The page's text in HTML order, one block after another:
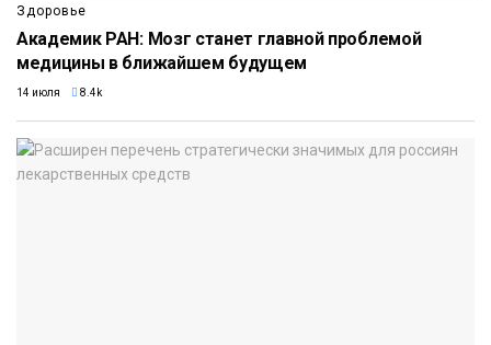
Здоровье
Академик РАН: Мозг станет главной проблемой
медицины в ближайшем будущем
14 июля 8.4k